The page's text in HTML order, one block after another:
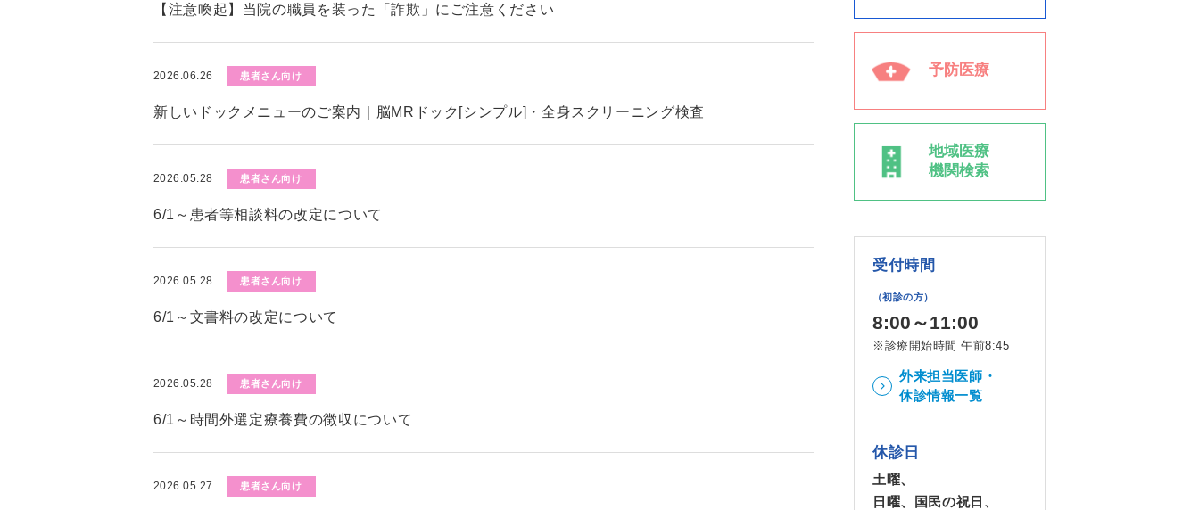
【注意喚起】当院の職員を装った「詐欺」にご注意ください
2026.06.26 患者さん向け
新しいドックメニューのご案内｜脳MRドック[シンプル]・全身スクリーニング検査
2026.05.28 患者さん向け
6/1～患者等相談料の改定について
2026.05.28 患者さん向け
6/1～文書料の改定について
2026.05.28 患者さん向け
6/1～時間外選定療養費の徴収について
2026.05.27 患者さん向け
予防医療
地域医療
機関検索
受付時間
（初診の方）
8:00～11:00
※診療開始時間 午前8:45
外来担当医師・
休診情報一覧
休診日
土曜、
日曜、国民の祝日、